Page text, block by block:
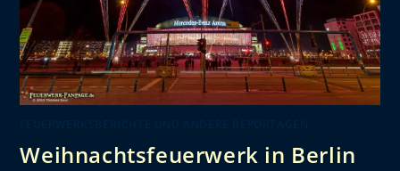
Weihnachtsfeuerwerk in Berlin